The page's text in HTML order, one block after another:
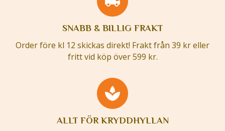
SNABB & BILLIG FRAKT
Order före kl 12 skickas direkt! Frakt från 39 kr eller
fritt vid köp över 599 kr.
ALLT FÖR KRYDDHYLLAN